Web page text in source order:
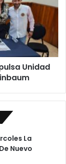
Unidad
La
Nuevo